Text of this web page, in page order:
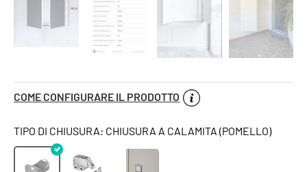
COME CONFIGURARE IL PRODOTTO
TIPO DI CHIUSURA: CHIUSURA A CALAMITA (POMELLO)